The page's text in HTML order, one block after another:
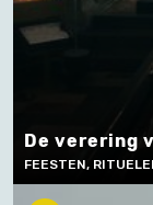
De verering
FEESTEN,